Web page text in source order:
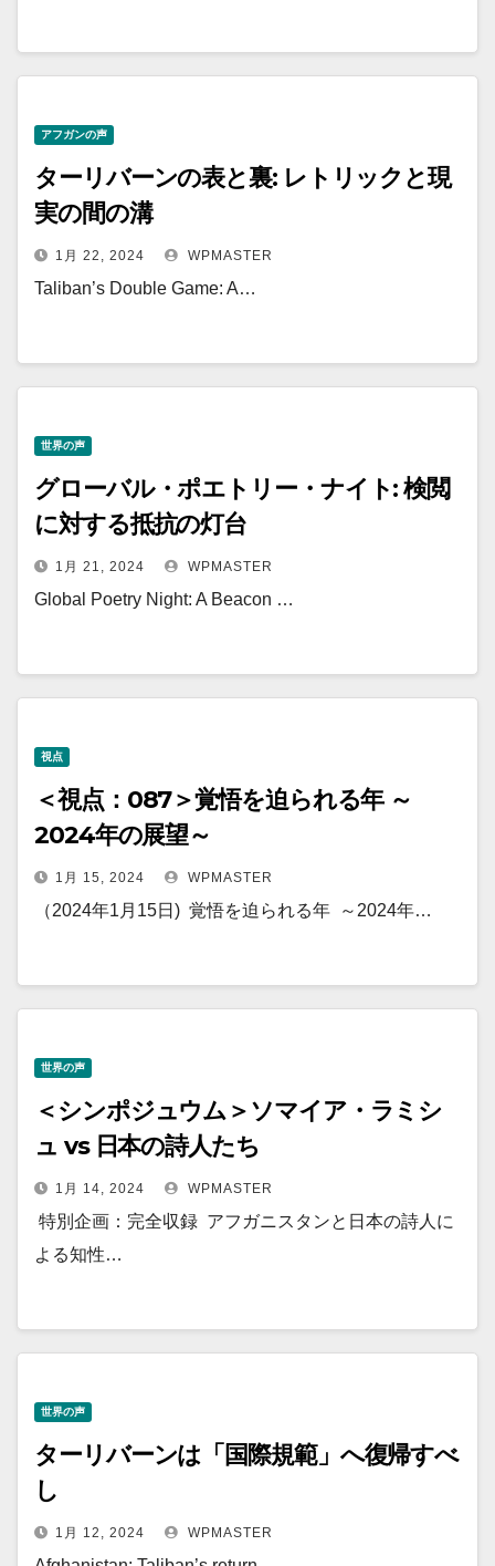
アフガンの声
ターリバーンの表と裏: レトリックと現
実の間の溝
1月 22, 2024 WPMASTER
Taliban’s Double Game: A…
世界の声
グローバル・ポエトリー・ナイト: 検閲
に対する抵抗の灯台
1月 21, 2024 WPMASTER
Global Poetry Night: A Beacon …
視点
＜視点：087＞覚悟を迫られる年 ～
2024年の展望～
1月 15, 2024 WPMASTER
（2024年1月15日) 覚悟を迫られる年 ～2024年…
世界の声
＜シンポジュウム＞ソマイア・ラミシ
ュ vs 日本の詩人たち
1月 14, 2024 WPMASTER
特別企画：完全収録 アフガニスタンと日本の詩人に
よる知性…
世界の声
ターリバーンは「国際規範」へ復帰すべ
し
1月 12, 2024 WPMASTER